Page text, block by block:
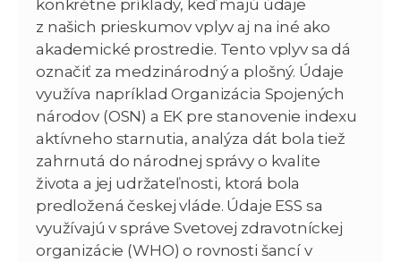
konkrétne príklady, keď majú údaje
z našich prieskumov vplyv aj na iné ako
akademické prostredie. Tento vplyv sa dá
označiť za medzinárodný a plošný. Údaje
využíva napríklad Organizácia Spojených
národov (OSN) a EK pre stanovenie indexu
aktívneho starnutia, analýza dát bola tiež
zahrnutá do národnej správy o kvalite
života a jej udržateľnosti, ktorá bola
predložená českej vláde. Údaje ESS sa
využívajú v správe Svetovej zdravotníckej
organizácie (WHO) o rovnosti šancí v